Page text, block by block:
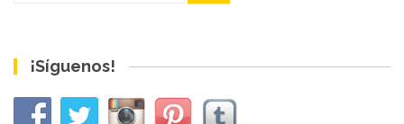
¡Síguenos!